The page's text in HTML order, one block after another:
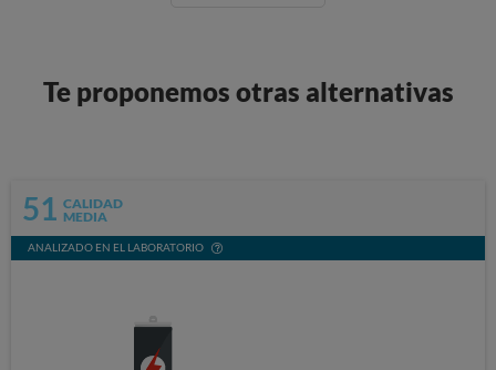
Te proponemos otras alternativas
51 CALIDAD
MEDIA
ANALIZADO EN EL LABORATORIO